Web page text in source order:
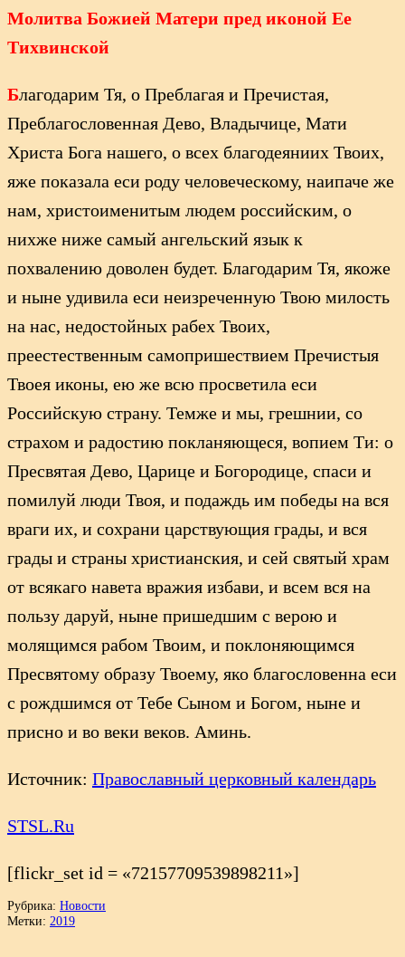
Молитва Божией Матери пред иконой Ее
Тихвинской
Благодарим Тя, о Преблагая и Пречистая,
Преблагословенная Дево, Владычице, Мати
Христа Бога нашего, о всех благодеяниих Твоих,
яже показала еси роду человеческому, наипаче же
нам, христоименитым людем российским, о
нихже ниже самый ангельский язык к
похвалению доволен будет. Благодарим Тя, якоже
и ныне удивила еси неизреченную Твою милость
на нас, недостойных рабех Твоих,
преестественным самопришествием Пречистыя
Твоея иконы, ею же всю просветила еси
Российскую страну. Темже и мы, грешнии, со
страхом и радостию покланяющеся, вопием Ти: о
Пресвятая Дево, Царице и Богородице, спаси и
помилуй люди Твоя, и подаждь им победы на вся
враги их, и сохрани царствующия грады, и вся
грады и страны христианския, и сей святый храм
от всякаго навета вражия избави, и всем вся на
пользу даруй, ныне пришедшим с верою и
молящимся рабом Твоим, и поклоняющимся
Пресвятому образу Твоему, яко благословенна еси
с рождшимся от Тебе Сыном и Богом, ныне и
присно и во веки веков. Аминь.
Источник: Православный церковный календарь
STSL.Ru
[flickr_set id = «72157709539898211»]
Рубрика: Новости
Метки: 2019